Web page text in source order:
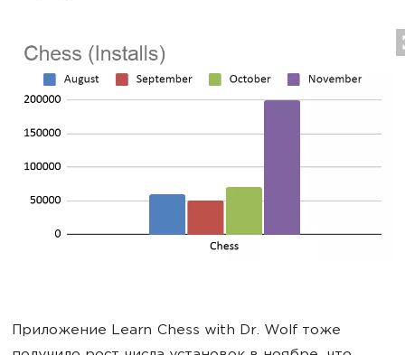
Приложение Learn Chess with Dr. Wolf тоже